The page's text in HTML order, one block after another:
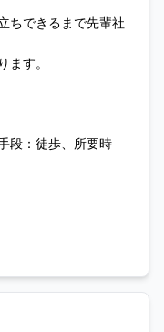
ちできるまで先輩社
す。
段：徒歩、所要時